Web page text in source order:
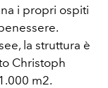
i propri ospiti
la struttura è
Christoph
m2.